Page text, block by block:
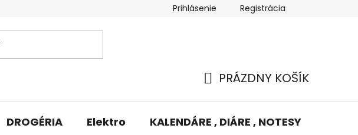
Výmena tovaru Odstúpenie od
Prihlásenie Registrácia
KOŠÍK
PRÁZDNY KOŠÍK
DROGÉRIA Elektro KALENDÁRE , DIÁRE , NOTESY